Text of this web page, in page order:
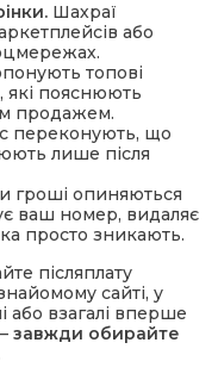
Шахраї
або
топові
які пояснюють
продажем.
переконують, що
лише після
гроші опиняються
ваш номер, видаляє
просто зникають.
післяплату
сайті, у
або взагалі вперше
завжди обирайте